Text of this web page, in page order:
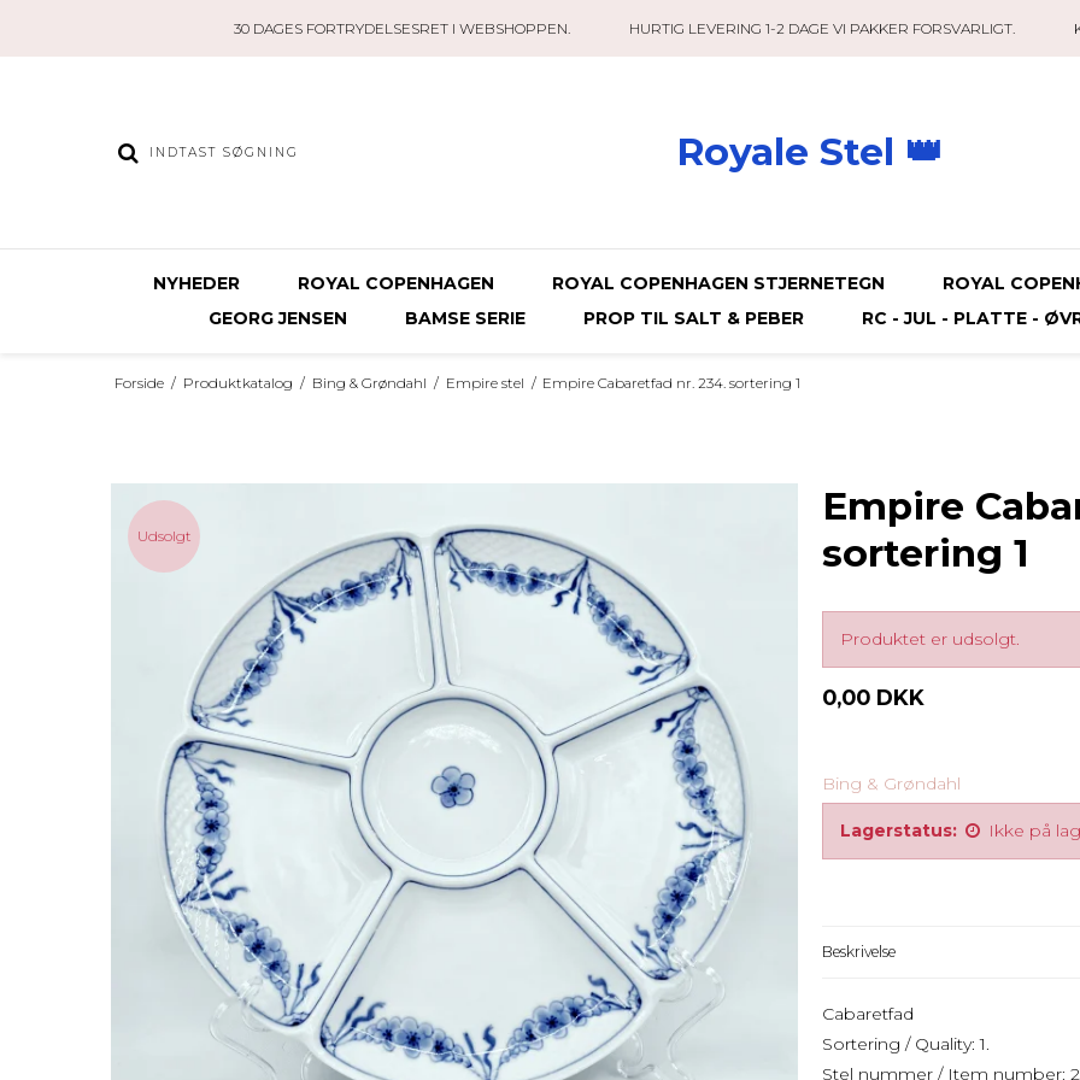
30 DAGES FORTRYDELSESRET I WEBSHOPPEN. HURTIG LEVERING 1-2 DAGE VI PAKKER FORSVARLIGT.
Royale Stel 👑
NYHEDER ROYAL COPENHAGEN ROYAL COPENHAGEN STJERNETEGN ROYAL
GEORG JENSEN
BAMSE SERIE PROP TIL SALT & PEBER RC - JUL - PLATTE -
Forside / Produktkatalog / Bing & Grøndahl / Empire stel / Empire Cabaretfad nr. 234. sortering 1
Udsolgt
Empire
sortering 1
Produktet er udsolgt.
0,00 DKK
Bing & Grøndahl
Lagerstatus: Ikke på
Beskrivelse
Cabaretfad
Sortering / Quality: 1.
Stel nummer / Item number: